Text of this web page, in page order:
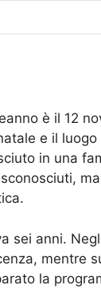
è il 12
e il
in una
sei anni.
mentre
la